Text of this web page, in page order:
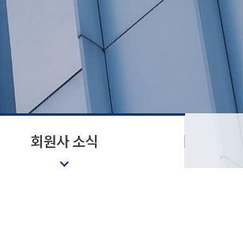
회원사 소식